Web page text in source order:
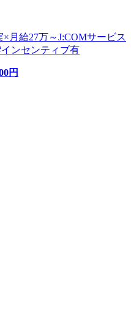
給27万～J:COMサービス
ンセンティブ有
円